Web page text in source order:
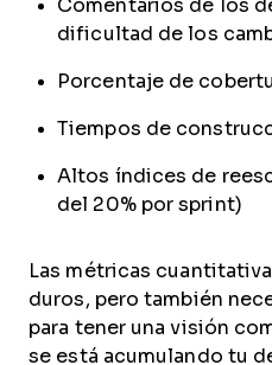
Comentarios de los
dificultad de los
Porcentaje de
Tiempos de
Altos índices de
del 20% por sprint)
Las métricas
duros, pero también
para tener una visión
se está acumulando tu